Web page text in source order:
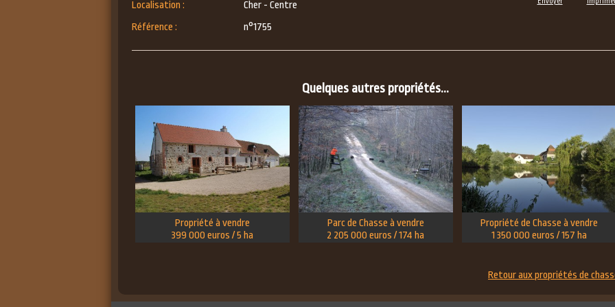
Localisation :
Cher - Centre
Référence :
n°1755
Quelques autres propriétés...
Propriété à vendre
399 000 euros / 5 ha
Parc de Chasse à vendre
2 205 000 euros / 174 ha
Propriété de Chasse à vendre
1 350 000 euros / 157 ha
Retour aux propriétés de